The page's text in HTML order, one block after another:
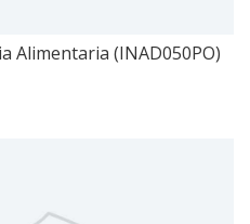
Alimentaria (INAD050PO)